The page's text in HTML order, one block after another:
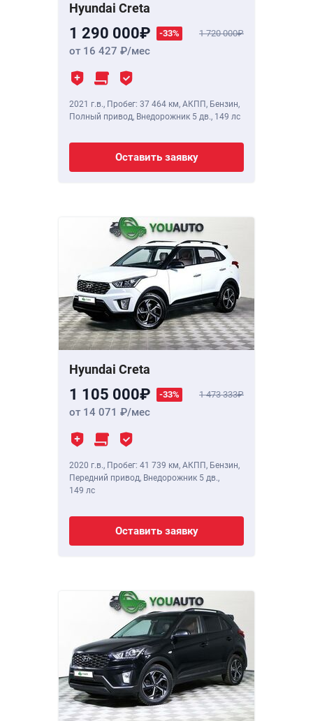
Hyundai Creta
1 290 000 -33% 1 720 000
от 16 427 /мес
2021 г.в., Пробег: 37 464 км, АКПП, Бензин,
Полный привод, Внедорожник 5 дв., 149 лс
Оставить заявку
Hyundai Creta
1 105 000 -33% 1 473 333
от 14 071 /мес
2020 г.в., Пробег: 41 739 км, АКПП, Бензин,
Передний привод, Внедорожник 5 дв.,
149 лс
Оставить заявку